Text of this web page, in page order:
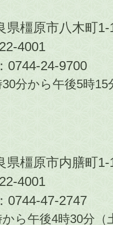
橿原市八木町1-
4001
0744-24-9700
分から午後5時
橿原市内膳町1-
4001
0744-47-2747
ら午後4時30分